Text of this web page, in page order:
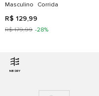
Masculino Corrida
R$ 129,99
R$ 179,99 -28%
NB DRY